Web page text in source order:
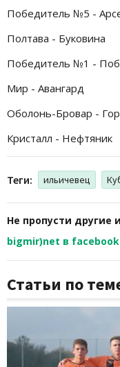
Победитель №5 -
Полтава - Буковина
Победитель №1 -
Мир - Авангард
Оболонь-Бровар -
Кристалл - Нефтяник
Теги: ильичевец
Не пропусти другие
bigmir)net в facebook
Статьи по